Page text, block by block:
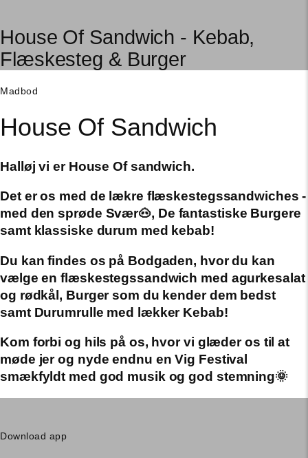
House Of Sandwich - Kebab,
Flæskesteg & Burger
Madbod
House Of Sandwich
Halløj vi er House Of sandwich.
Det er os med de lækre flæskestegssandwiches -
med den sprøde Svær🐽, De fantastiske Burgere
samt klassiske durum med kebab!
Du kan findes os på Bodgaden, hvor du kan
vælge en flæskestegssandwich med agurkesalat
og rødkål, Burger som du kender dem bedst
samt Durumrulle med lækker Kebab!
Kom forbi og hils på os, hvor vi glæder os til at
møde jer og nyde endnu en Vig Festival
smækfyldt med god musik og god stemning🌞
Download app